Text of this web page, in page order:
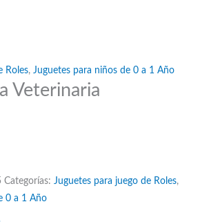
Roles,Juguetes para niños de 0 a 1 Año
Veterinaria
Categorías:Juguetes para juego de Roles,
0 a 1 Año